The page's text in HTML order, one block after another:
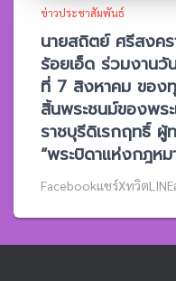
ข่าวประชาสัมพันธ์
นายสถิตย์ ศรีสงค
ร้อยเอ็ด ร่วมงาน
ที่ 7 สิงหาคม ของ
สิ้นพระชนม์ของพร
ราชบุรีดิเรกฤทธิ์ ผู้
“พระบิดาแห่งกฎหม
Facebookแชร์Xทวิต